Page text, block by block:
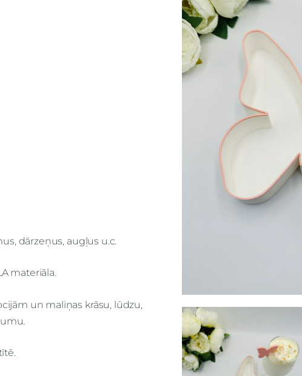
dārzeņus, augļus u.c.
materiāla.
un maliņas krāsu, lūdzu,